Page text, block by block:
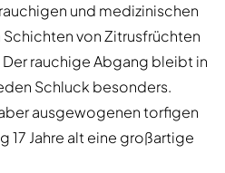
und medizinischen
von Zitrusfrüchten
rauchige Abgang bleibt in
Schluck besonders.
ausgewogenen torfigen
17 Jahre alt eine großartige